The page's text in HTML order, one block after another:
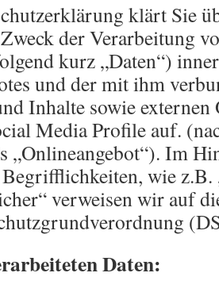
klärt Sie
der Verarbeitung
kurz „Daten“)
und der mit ihm
Inhalte sowie externen
Media Profile auf.
„Onlineangebot“). Im
wie z.B.
verweisen wir auf
Daten: